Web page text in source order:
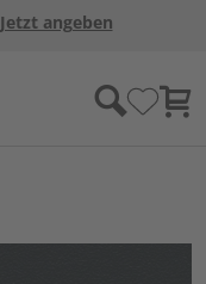
Jetzt angeben